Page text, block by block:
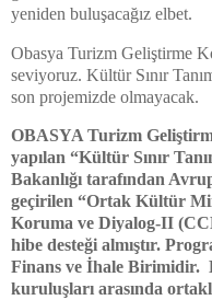
yeniden buluşacağız elbet.
Obasya Turizm Geliştirme
seviyoruz. Kültür Sınır
son projemizde olmayacak.
OBASYA Turizm
yapılan “Kültür Sınır
Bakanlığı tarafından
geçirilen “Ortak Kültür
Koruma ve Diyalog-II
hibe desteği almıştır.
Finans ve İhale Birimidir.
kuruluşları arasında